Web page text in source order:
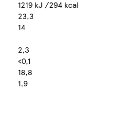
1219 kJ /294 kcal
23,3
14
2,3
<0,1
18,8
1,9